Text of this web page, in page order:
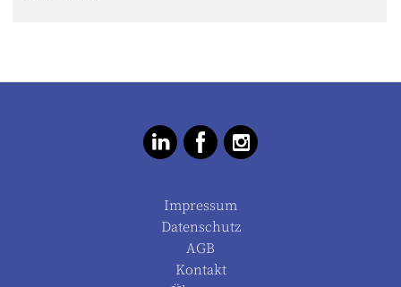
Impressum
Datenschutz
AGB
Kontakt